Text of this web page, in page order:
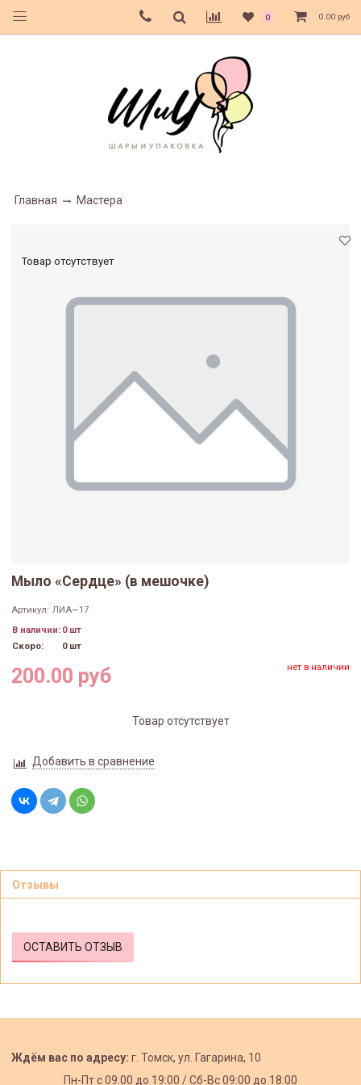
0 0.00 руб
Главная Мастера
Товар отсутствует
Мыло «Сердце» (в мешочке)
Артикул: ЛИА—17
В наличии: 0 шт
Скоро:
0 шт
200.00 руб нет в наличии
Товар отсутствует
Добавить в сравнение
Отзывы
ОСТАВИТЬ ОТЗЫВ
Ждём вас по адресу: г. Томск, ул. Гагарина, 10
Пн-Пт с09:00 до 19:00 /Сб-Вс 09:00 до 18:00